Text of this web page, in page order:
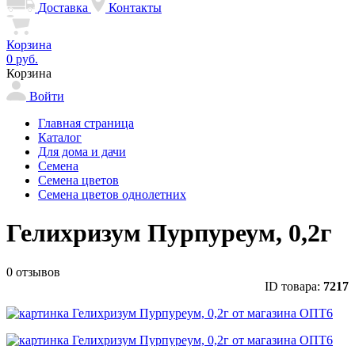
Доставка
Контакты
Корзина
0 руб.
Корзина
Войти
Главная страница
Каталог
Для дома и дачи
Семена
Семена цветов
Семена цветов однолетних
Гелихризум Пурпуреум, 0,2г
0 отзывов
ID товара: 7217